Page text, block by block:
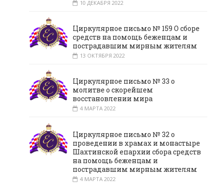
10 ДЕКАБРЯ 2022
Циркулярное письмо № 159 О сборе
средств на помощь беженцам и
пострадавшим мирным жителям
13 ОКТЯБРЯ 2022
Циркулярное письмо № 33 о
молитве о скорейшем
восстановлении мира
4 МАРТА 2022
Циркулярное письмо № 32 о
проведении в храмах и монастыре
Шахтинской епархии сбора средств
на помощь беженцам и
пострадавшим мирным жителям
4 МАРТА 2022